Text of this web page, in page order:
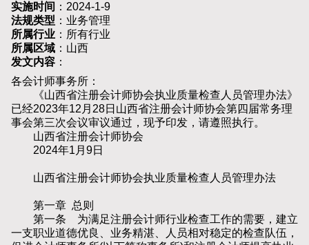
实施时间 ：2024-1-9
法规类型 ：业务管理
所属行业 ：所有行业
所属区域 ：山西
发文内容 ：
各会计师事务所：
《山西省注册会计师协会执业质量检查人员管理办法》
已经2023年12月28日山西省注册会计师协会第四届常务理
事会第三次会议审议通过，现予印发，请遵照执行。
山西省注册会计师协会
2024年1月9日
山西省注册会计师协会执业质量检查人员管理办法
第一章 总则
第一条 为满足注册会计师行业检查工作的需要，建立
一支职业道德优良、业务精湛、人员相对稳定的检查队伍，